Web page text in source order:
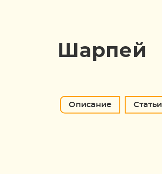
Шарпей
Описание Статьи